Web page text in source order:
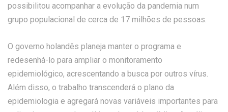
possibilitou acompanhar a evolução da pandemia num
grupo populacional de cerca de 17 milhões de pessoas.
O governo holandês planeja manter o programa e
redesenhá-lo para ampliar o monitoramento
epidemiológico, acrescentando a busca por outros vírus.
Além disso, o trabalho transcenderá o plano da
epidemiologia e agregará novas variáveis importantes para